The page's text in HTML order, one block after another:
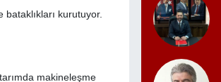
kurutuyor.
makineleşme